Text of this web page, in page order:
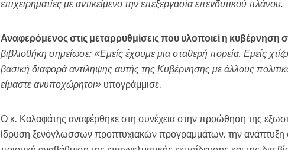
επιχειρηματίες με αντικείμενο την επεξεργασία επενδυτικού πλάνου.
Αναφερόμενος στις μεταρρυθμίσεις που υλοποιεί η κυβέρνηση
βιβλιοθήκη σημείωσε: «Εμείς έχουμε μια σταθερή πορεία. Εμείς
βασική διαφορά αντίληψης αυτής της Κυβέρνησης με άλλους
είμαστε ανυποχώρητοι» υπογράμμισε.
Ο κ. Καλαφάτης αναφέρθηκε στη συνέχεια στην προώθηση της
ίδρυση ξενόγλωσσων προπτυχιακών προγραμμάτων, την ανάπτυξη